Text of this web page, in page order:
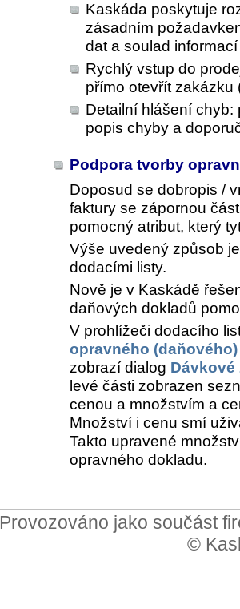
Kaskáda poskytuje
zásadním
dat a soulad
Rychlý vstup do
přímo otevřít zakázku
Detailní hlášení
popis chyby a
Podpora tvorby
Doposud se dobropis /
faktury se zápornou
pomocný atribut, který
Výše uvedený způsob
dodacími listy.
Nově je v Kaskádě
daňových dokladů
V prohlížeči dodacího
opravného
zobrazí dialog
levé části zobrazen
cenou a množstvím a
Množství i cenu smí
Takto upravené
opravného dokladu.
Provozováno jako součást
©